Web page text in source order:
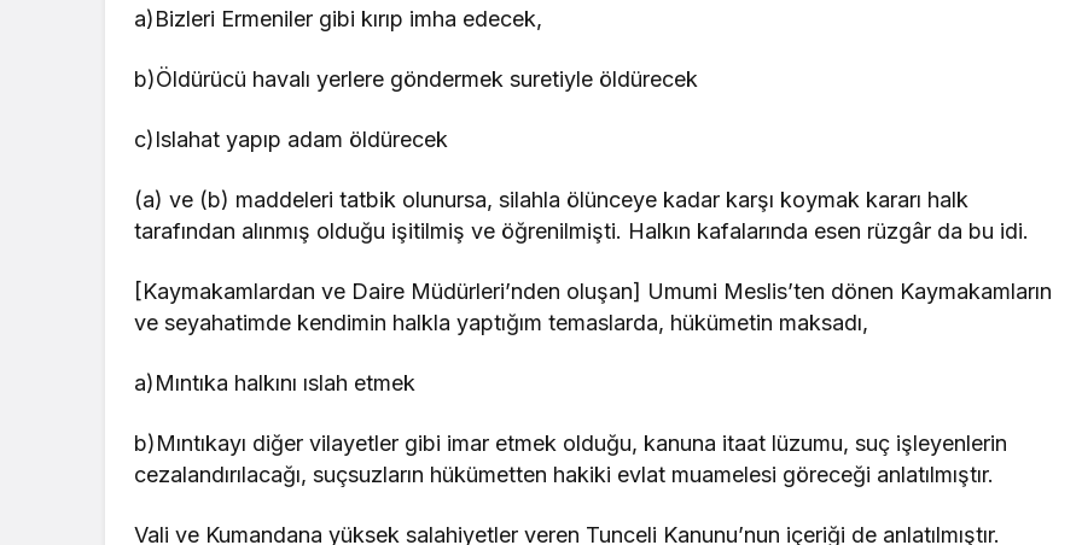
a)Bizleri Ermeniler gibi kırıp imha edecek,
b)Öldürücü havalı yerlere göndermek suretiyle öldürecek
c)Islahat yapıp adam öldürecek
(a) ve (b) maddeleri tatbik olunursa, silahla ölünceye kadar karşı koymak kararı halk
tarafından alınmış olduğu işitilmiş ve öğrenilmişti. Halkın kafalarında esen rüzgâr da bu idi.
[Kaymakamlardan ve Daire Müdürleri’nden oluşan] Umumi Meslis’ten dönen Kaymakamların
ve seyahatimde kendimin halkla yaptığım temaslarda, hükümetin maksadı,
a)Mıntıka halkını ıslah etmek
b)Mıntıkayı diğer vilayetler gibi imar etmek olduğu, kanuna itaat lüzumu, suç işleyenlerin
cezalandırılacağı, suçsuzların hükümetten hakiki evlat muamelesi göreceği anlatılmıştır.
Vali ve Kumandana yüksek salahiyetler veren Tunceli Kanunu’nun içeriği de anlatılmıştır.